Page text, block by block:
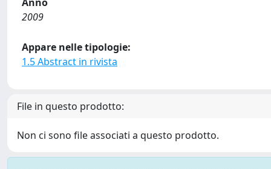
2009
Appare nelle tipologie:
1.5 Abstract in rivista
File in questo prodotto:
Non ci sono file associati a questo prodotto.